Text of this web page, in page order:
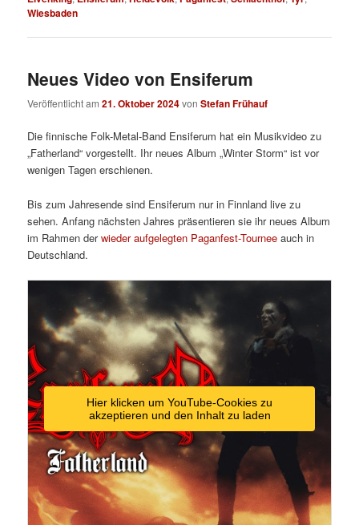
Wiesbaden
Neues Video von Ensiferum
Veröffentlicht am21. Oktober 2024vonStefan Frühauf
Die finnische Folk-Metal-Band Ensiferum hat ein Musikvideo zu
„Fatherland“ vorgestellt. Ihr neues Album „Winter Storm“ ist vor
wenigen Tagen erschienen.
Bis zum Jahresende sind Ensiferum nur in Finnland live zu
sehen. Anfang nächsten Jahres präsentieren sie ihr neues Album
im Rahmen derwieder aufgelegten Paganfest-Tournee auch in
Deutschland.
Hier klicken um YouTube-Cookies zu
akzeptieren und den Inhalt zu laden